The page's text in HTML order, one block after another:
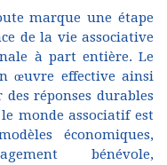
marque une étape
de la vie associative
à part entière. Le
œuvre effective ainsi
réponses durables
monde associatif est
économiques,
bénévole,